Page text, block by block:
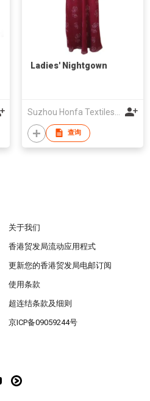
Ladies' Nightgown
查询
关于我们
香港贸发局流动应用程式
更新您的香港贸发局电邮订阅
使用条款
超连结条款及细则
京ICP备09059244号